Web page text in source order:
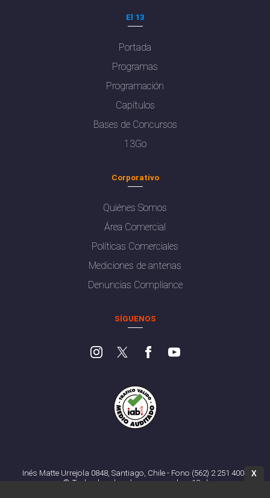
El 13
Portada
Programas
Programación
Capítulos
Bases de Concursos
13Go
Corporativo
Quiénes Somos
Área Comercial
Políticas Comerciales
Mediciones de antenas
Denuncias Compliance
SÍGUENOS
Inés Matte Urrejola 0848, Santiago, Chile - Fono (562) 2 251 4000
© Todos los derechos reservados. 13.cl
X